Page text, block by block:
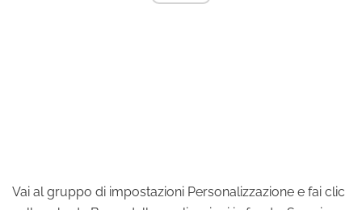
Vai al gruppo di impostazioni Personalizzazione e fai clic